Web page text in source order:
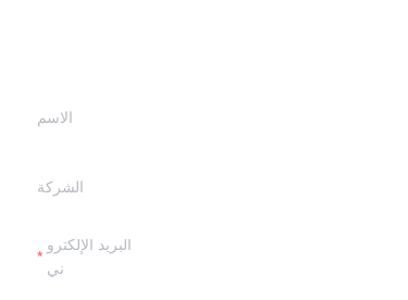
الاسم
الشركة
البريد الإلكترو
ني